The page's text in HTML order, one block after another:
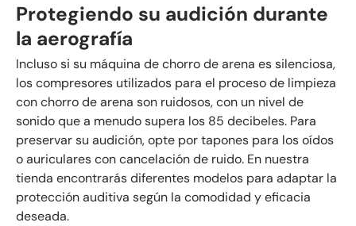
Protegiendo su audición durante
la aerografía
Incluso si su máquina de chorro de arena es silenciosa,
los compresores utilizados para el proceso de limpieza
con chorro de arena son ruidosos, con un nivel de
sonido que a menudo supera los 85 decibeles. Para
preservar su audición, opte por tapones para los oídos
o auriculares con cancelación de ruido. En nuestra
tienda encontrarás diferentes modelos para adaptar la
protección auditiva según la comodidad y eficacia
deseada.